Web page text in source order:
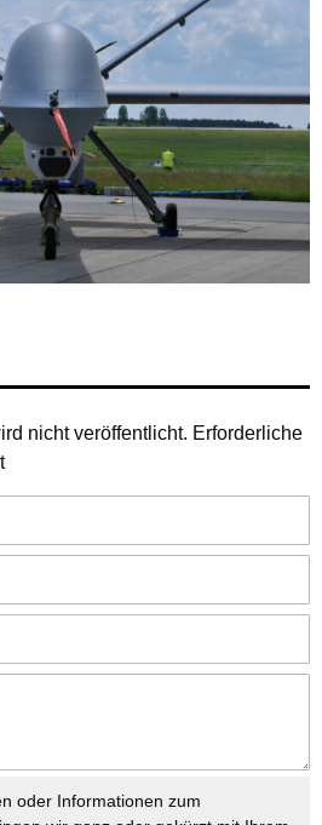
nicht veröffentlicht. Erforderliche
oder Informationen zum